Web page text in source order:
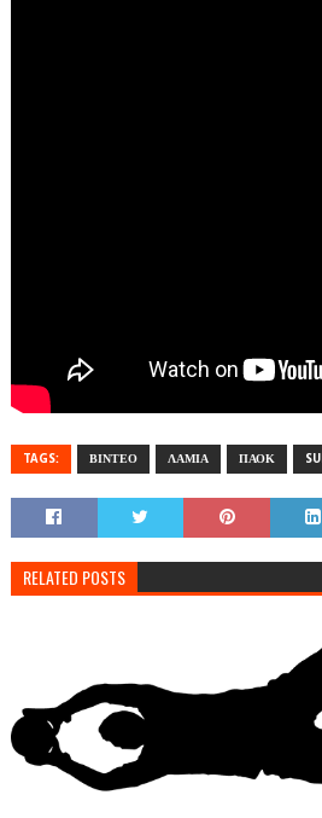
TAGS: ΒΙΝΤΕΟ ΛΑΜΙΑ ΠΑΟΚ
RELATED POSTS